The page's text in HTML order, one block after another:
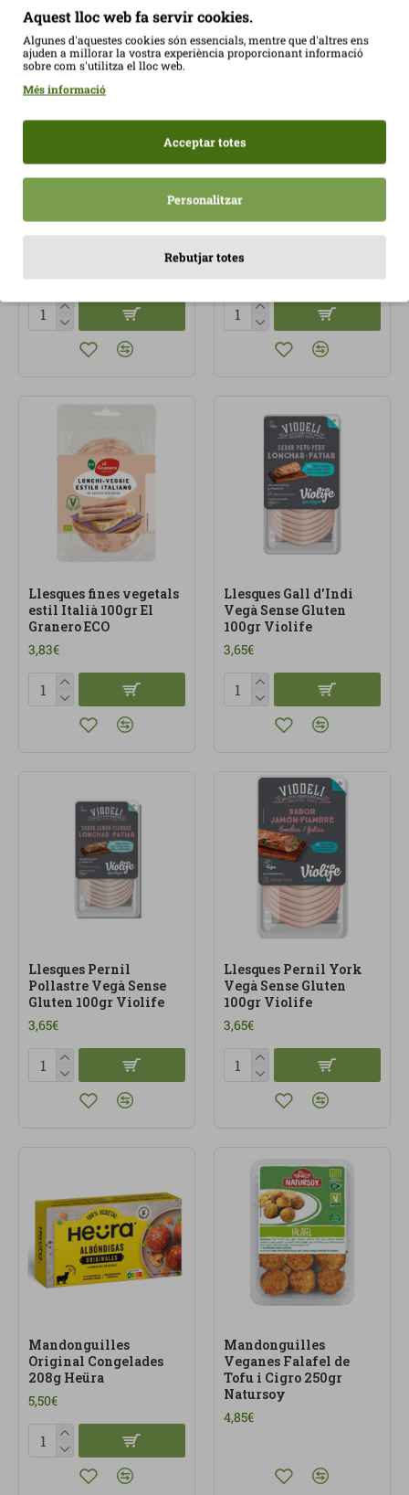
Hummus de Nous i
Romaní 240g Sorribas
Llesques fines vegetals
78gr Heüra
2,85€
Llesques fines vegetals
estil Italià 100gr El
Granero ECO
3,83€
Llesques Gall d'Indi
Vegà Sense Gluten
100gr Violife
3,65€
Llesques Pernil
Pollastre Vegà Sense
Gluten 100gr Violife
3,65€
Llesques Pernil York
Vegà Sense Gluten
100gr Violife
3,65€
Mandonguilles
Original Congelades
208g Heüra
5,50€
Mandonguilles
Veganes Falafel de
Tofu i Cigro 250gr
Natursoy
4,85€
Aquest lloc web fa servir cookies.
Algunes d'aquestes cookies són essencials, mentre que d'altres ens
ajuden a millorar la vostra experiència proporcionant informació
sobre com s'utilitza el lloc web.
Més informació
Acceptar totes
Personalitzar
Rebutjar totes